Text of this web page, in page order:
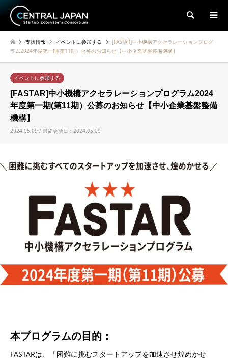
検索
支援情報 イベントに参加する
[FASTAR]中小機構アクセラレーションプログ
ラム2024年度第一期(第11期）公募のお知らせ【中小企業基盤整備機構】
イベントに参加する
[FASTAR]中小機構アクセラレーションプログラム2024
年度第一期(第11期）公募のお知らせ【中小企業基盤整備
機構】
2024.05.09 / 最終更新日：2024.05.09
本プログラムの目的：
FASTARは、「困難に挑むスタートアップを加速させ煌めかせ